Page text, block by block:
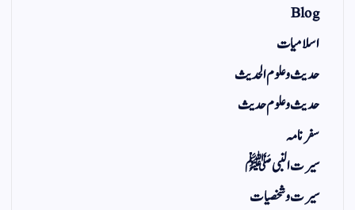
Blog
اسلامیات
حدیث و علوم الحدیث
حدیث و علوم حدیث
سفر نامہ
سیرت النبی ﷺ
سیرت و شخصیات